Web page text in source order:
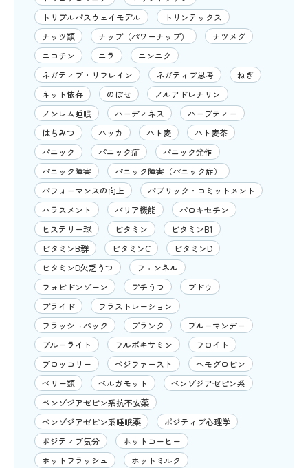
トリプルパスウェイモデル
トリンテックス
ナッツ類
ナップ（パワーナップ）
ナツメグ
ニコチン
ニラ
ニンニク
ネガティブ・リフレイン
ネガティブ思考
ねぎ
ネット依存
のぼせ
ノルアドレナリン
ノンレム睡眠
ハーディネス
ハーブティー
はちみつ
ハッカ ハト麦
ハト麦茶
パニック
パニック症
パニック発作
パニック障害
パニック障害（パニック症）
パフォーマンスの向上
パブリック・コミットメント
ハラスメント
バリア機能
パロキセチン
ヒステリー球
ビタミン
ビタミンB1
ビタミンB群
ビタミンC
ビタミンD
ビタミンD欠乏うつ
フェンネル
フォビドンゾーン
プチうつ
ブドウ
プライド
フラストレーション
フラッシュバック
プランク
ブルーマンデー
ブルーライト
フルボキサミン
フロイト
ブロッコリー
ベジファースト
ヘモグロビン
ベリー類
ベルガモット
ベンゾジアゼピン系
ベンゾジアゼピン系抗不安薬
ベンゾジアゼピン系睡眠薬
ポジティブ心理学
ポジティブ気分
ホットコーヒー
ホットフラッシュ
ホットミルク